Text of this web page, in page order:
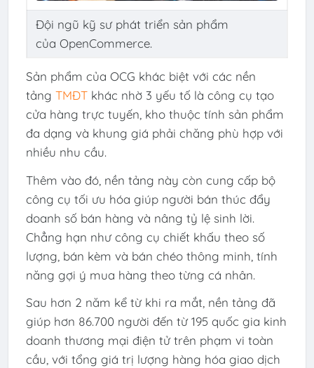
Đội ngũ kỹ sư phát triển sản phẩm
của OpenCommerce.
Sản phẩm của OCG khác biệt với các nền
tảng TMĐTkhác nhờ 3 yếu tố là công cụ tạo
cửa hàng trực tuyến, kho thuộc tính sản phẩm
đa dạng và khung giá phải chăng phù hợp với
nhiều nhu cầu.
Thêm vào đó, nền tảng này còn cung cấp bộ
công cụ tối ưu hóa giúp người bán thúc đẩy
doanh số bán hàng và nâng tỷ lệ sinh lời.
Chẳng hạn như công cụ chiết khấu theo số
lượng, bán kèm và bán chéo thông minh, tính
năng gợi ý mua hàng theo từng cá nhân.
Sau hơn 2 năm kể từ khi ra mắt, nền tảng đã
giúp hơn 86.700 người đến từ 195 quốc gia kinh
doanh thương mại điện tử trên phạm vi toàn
cầu, với tổng giá trị lượng hàng hóa giao dịch